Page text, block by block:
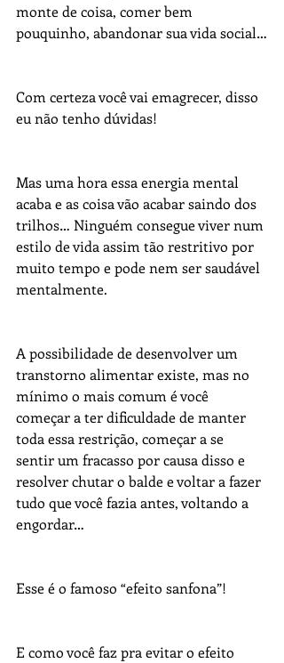
monte de coisa, comer bem
pouquinho, abandonar sua vida social…
Com certeza você vai emagrecer, disso
eu não tenho dúvidas!
Mas uma hora essa energia mental
acaba e as coisa vão acabar saindo dos
trilhos… Ninguém consegue viver num
estilo de vida assim tão restritivo por
muito tempo e pode nem ser saudável
mentalmente.
A possibilidade de desenvolver um
transtorno alimentar existe, mas no
mínimo o mais comum é você
começar a ter dificuldade de manter
toda essa restrição, começar a se
sentir um fracasso por causa disso e
resolver chutar o balde e voltar a fazer
tudo que você fazia antes, voltando a
engordar…
Esse é o famoso “efeito sanfona”!
E como você faz pra evitar o efeito